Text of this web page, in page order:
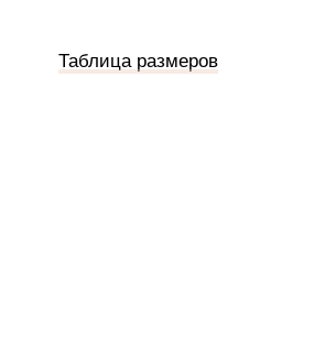
Таблица размеров